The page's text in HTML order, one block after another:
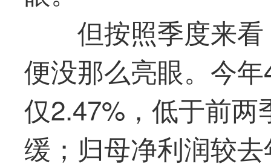
但按照季度来
便没那么亮眼。今
仅2.47%，低于前
缓；归母净利润较